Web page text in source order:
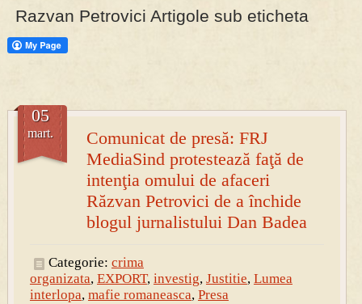
Razvan Petrovici Artigole sub eticheta
Comunicat de presă: FRJ
MediaSind protestează faţă de
intenţia omului de afaceri
Răzvan Petrovici de a închide
blogul jurnalistului Dan Badea
05
mart.
Categorie: crima
organizata, EXPORT, investig, Justitie, Lumea
interlopa, mafie romaneasca, Presa